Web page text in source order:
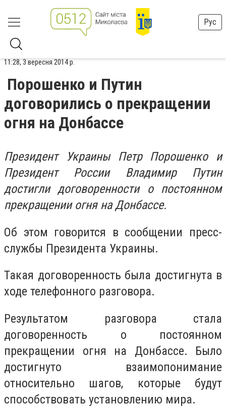
Рус
11:28, 3 вересня 2014 р.
Порошенко и Путин
договорились о прекращении
огня на Донбассе
Президент Украины Петр Порошенко и
Президент России Владимир Путин
достигли договоренности о постоянном
прекращении огня на Донбассе.
Об этом говорится в сообщении пресс-
службы Президента Украины.
Такая договоренность была достигнута в
ходе телефонного разговора.
Результатом разговора стала
договоренность о постоянном
прекращении огня на Донбассе. Было
достигнуто взаимопонимание
относительно шагов, которые будут
способствовать установлению мира.